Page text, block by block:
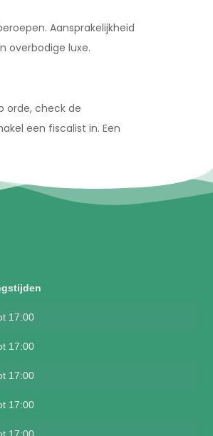
Aansprakelijkheid
overbodige luxe.
orde, check de
een fiscalist in. Een
17:00
17:00
17:00
17:00